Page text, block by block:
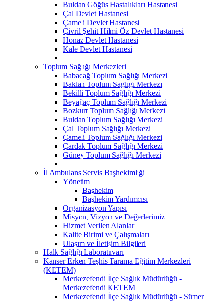
Buldan Göğüs Hastalıkları Hastanesi
Çal Devlet Hastanesi
Çameli Devlet Hastanesi
Çivril Şehit Hilmi Öz Devlet Hastanesi
Honaz Devlet Hastanesi
Kale Devlet Hastanesi
Toplum Sağlığı Merkezleri
Babadağ Toplum Sağlığı Merkezi
Baklan Toplum Sağlığı Merkezi
Bekilli Toplum Sağlığı Merkezi
Beyağaç Toplum Sağlığı Merkezi
Bozkurt Toplum Sağlığı Merkezi
Buldan Toplum Sağlığı Merkezi
Çal Toplum Sağlığı Merkezi
Çameli Toplum Sağlığı Merkezi
Çardak Toplum Sağlığı Merkezi
Güney Toplum Sağlığı Merkezi
İl Ambulans Servis Başhekimliği
Yönetim
Başhekim
Başhekim Yardımcısı
Organizasyon Yapısı
Misyon, Vizyon ve Değerlerimiz
Hizmet Verilen Alanlar
Kalite Birimi ve Çalışmaları
Ulaşım ve İletişim Bilgileri
Halk Sağlığı Laboratuvarı
Kanser Erken Teşhis Tarama Eğitim Merkezleri
(KETEM)
Merkezefendi İlçe Sağlık Müdürlüğü -
Merkezefendi KETEM
Merkezefendi İlçe Sağlık Müdürlüğü - Sümer